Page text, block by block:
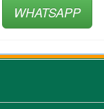
WHATSAPP